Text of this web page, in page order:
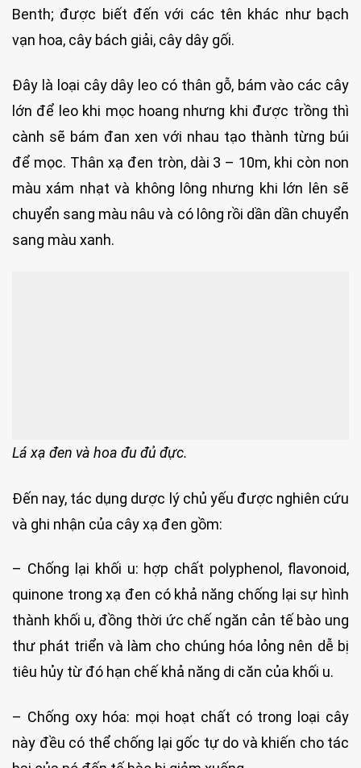
Benth; được biết đến với các tên khác như bạch
vạn hoa, cây bách giải, cây dây gối.
Đây là loại cây dây leo có thân gỗ, bám vào các cây
lớn để leo khi mọc hoang nhưng khi được trồng thì
cành sẽ bám đan xen với nhau tạo thành từng búi
để mọc. Thân xạ đen tròn, dài 3 – 10m, khi còn non
màu xám nhạt và không lông nhưng khi lớn lên sẽ
chuyển sang màu nâu và có lông rồi dần dần chuyển
sang màu xanh.
Lá xạ đen và hoa đu đủ đực.
Đến nay, tác dụng dược lý chủ yếu được nghiên cứu
và ghi nhận của cây xạ đen gồm:
– Chống lại khối u: hợp chất polyphenol, flavonoid,
quinone trong xạ đen có khả năng chống lại sự hình
thành khối u, đồng thời ức chế ngăn cản tế bào ung
thư phát triển và làm cho chúng hóa lỏng nên dễ bị
tiêu hủy từ đó hạn chế khả năng di căn của khối u.
– Chống oxy hóa: mọi hoạt chất có trong loại cây
này đều có thể chống lại gốc tự do và khiến cho tác